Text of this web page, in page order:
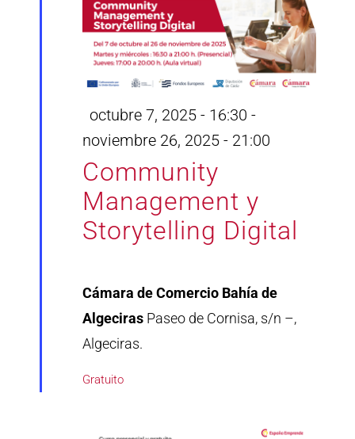
2025
Community
Management y
Storytelling Digital
Destacado
octubre 7, 2025 - 16:30 -
noviembre 26, 2025 - 21:00
Cámara de Comercio Bahía de
Algeciras Paseo de Cornisa, s/n –,
Algeciras.
Gratuito